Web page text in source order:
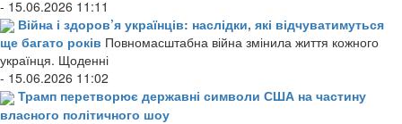
- 15.06.2026 11:11
Війна і здоров’я українців: наслідки, які відчуватимуться
ще багато років Повномасштабна війна змінила життя кожного
українця. Щоденні
- 15.06.2026 11:02
Трамп перетворює державні символи США на частину
власного політичного шоу